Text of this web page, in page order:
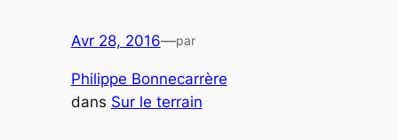
Avr 28, 2016—par
Philippe Bonnecarrère
dans Sur le terrain